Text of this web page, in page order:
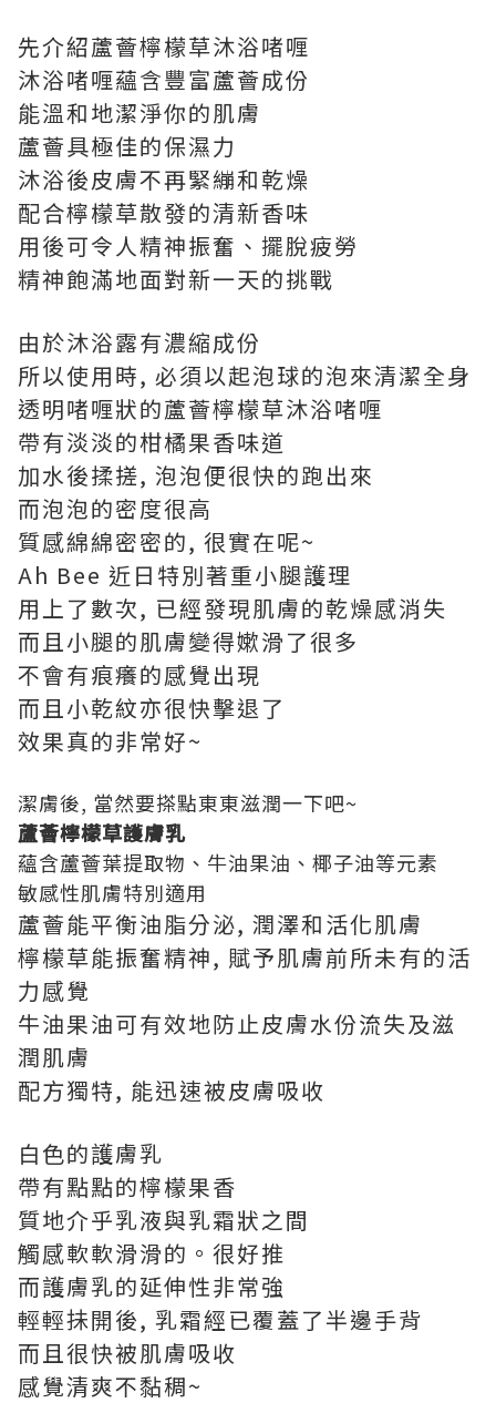
先介紹蘆薈檸檬草沐浴啫喱
沐浴啫喱蘊含豐富蘆薈成份
能溫和地潔淨你的肌膚
蘆薈具極佳的保濕力
沐浴後皮膚不再緊繃和乾燥
配合檸檬草散發的清新香味
用後可令人精神振奮、擺脫疲勞
精神飽滿地面對新一天的挑戰
由於沐浴露有濃縮成份
所以使用時, 必須以起泡球的泡來清潔全身
透明啫喱狀的蘆薈檸檬草沐浴啫喱
帶有淡淡的柑橘果香味道
加水後揉搓, 泡泡便很快的跑出來
而泡泡的密度很高
質感綿綿密密的, 很實在呢~
Ah Bee 近日特別著重小腿護理
用上了數次, 已經發現肌膚的乾燥感消失
而且小腿的肌膚變得嫰滑了很多
不會有痕癢的感覺出現
而且小乾紋亦很快擊退了
效果真的非常好~
潔膚後, 當然要搽點東東滋潤一下吧~
蘆薈檸檬草護膚乳
蘊含蘆薈葉提取物、牛油果油、椰子油等元素
敏感性肌膚特別適用
蘆薈能平衡油脂分泌, 潤澤和活化肌膚
檸檬草能振奮精神, 賦予肌膚前所未有的活
力感覺
牛油果油可有效地防止皮膚水份流失及滋
潤肌膚
配方獨特, 能迅速被皮膚吸收
白色的護膚乳
帶有點點的檸檬果香
質地介乎乳液與乳霜狀之間
觸感軟軟滑滑的。很好推
而護膚乳的延伸性非常強
輕輕抺開後, 乳霜經已覆蓋了半邊手背
而且很快被肌膚吸收
感覺清爽不黏稠~